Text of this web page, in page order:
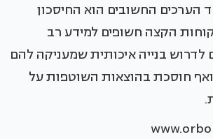
החשובים הוא החיסכון
הקצה חשופים למידע רב
לדרוש בנייה איכותית שמעניקה להם
ואף חוסכת בהוצאות השוטפות על